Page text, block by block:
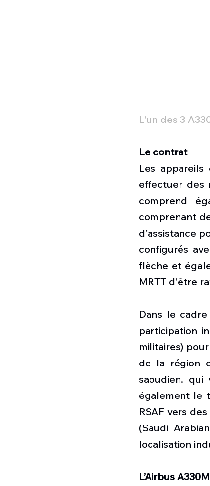
L'un des 3
Le contrat
Les
effectuer des
comprend
comprenant
d'assistance
configurés
flèche et
MRTT d'être
Dans le
participation
militaires)
de la région
saoudien. qui
également le
RSAF vers
(Saudi
localisation
L’Airbus